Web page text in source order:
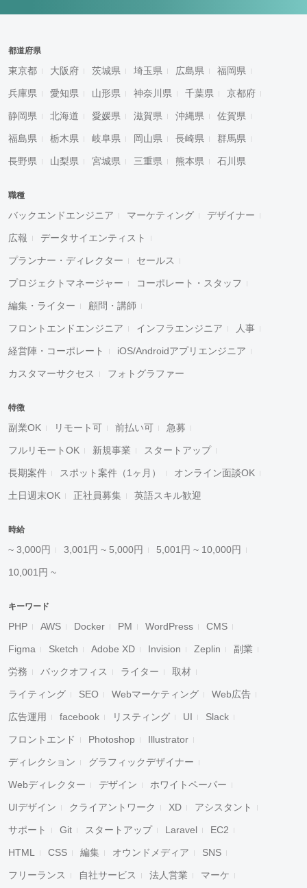
都道府県
東京都 大阪府 茨城県 埼玉県 広島県 福岡県
兵庫県 愛知県 山形県 神奈川県 千葉県 京都府
静岡県 北海道 愛媛県 滋賀県 沖縄県 佐賀県
福島県 栃木県 岐阜県 岡山県 長崎県 群馬県
長野県 山梨県 宮城県 三重県 熊本県 石川県
職種
バックエンドエンジニア マーケティング デザイナー
広報 データサイエンティスト
プランナー・ディレクター セールス
プロジェクトマネージャー コーポレート・スタッフ
編集・ライター 顧問・講師
フロントエンドエンジニア インフラエンジニア 人事
経営陣・コーポレート iOS/Androidアプリエンジニア
カスタマーサクセス フォトグラファー
特徴
副業OK リモート可 前払い可 急募
フルリモートOK 新規事業 スタートアップ
長期案件 スポット案件（1ヶ月） オンライン面談OK
土日週末OK 正社員募集 英語スキル歓迎
時給
~ 3,000円 3,001円 ~ 5,000円 5,001円 ~ 10,000円
10,001円 ~
キーワード
PHP AWS Docker PM WordPress CMS
Figma Sketch Adobe XD Invision Zeplin 副業
労務 バックオフィス ライター 取材
ライティング SEO Webマーケティング Web広告
広告運用 facebook リスティング UI Slack
フロントエンド Photoshop Illustrator
ディレクション グラフィックデザイナー
Webディレクター デザイン ホワイトペーパー
UIデザイン クライアントワーク XD アシスタント
サポート Git スタートアップ Laravel EC2
HTML CSS 編集 オウンドメディア SNS
フリーランス 自社サービス 法人営業 マーケ